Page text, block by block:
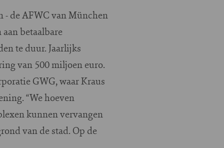
- de AFWC van München
betaalbare
te duur. Jaarlijks
van 500 miljoen euro.
GWG, waar Kraus
“We hoeven
kunnen vervangen
van de stad. Op de